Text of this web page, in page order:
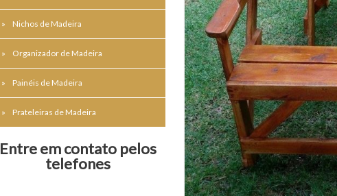
Nichos de Madeira
Organizador de Madeira
Painéis de Madeira
Prateleiras de Madeira
Entre em contato pelos
telefones